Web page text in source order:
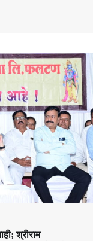
श्रीराम